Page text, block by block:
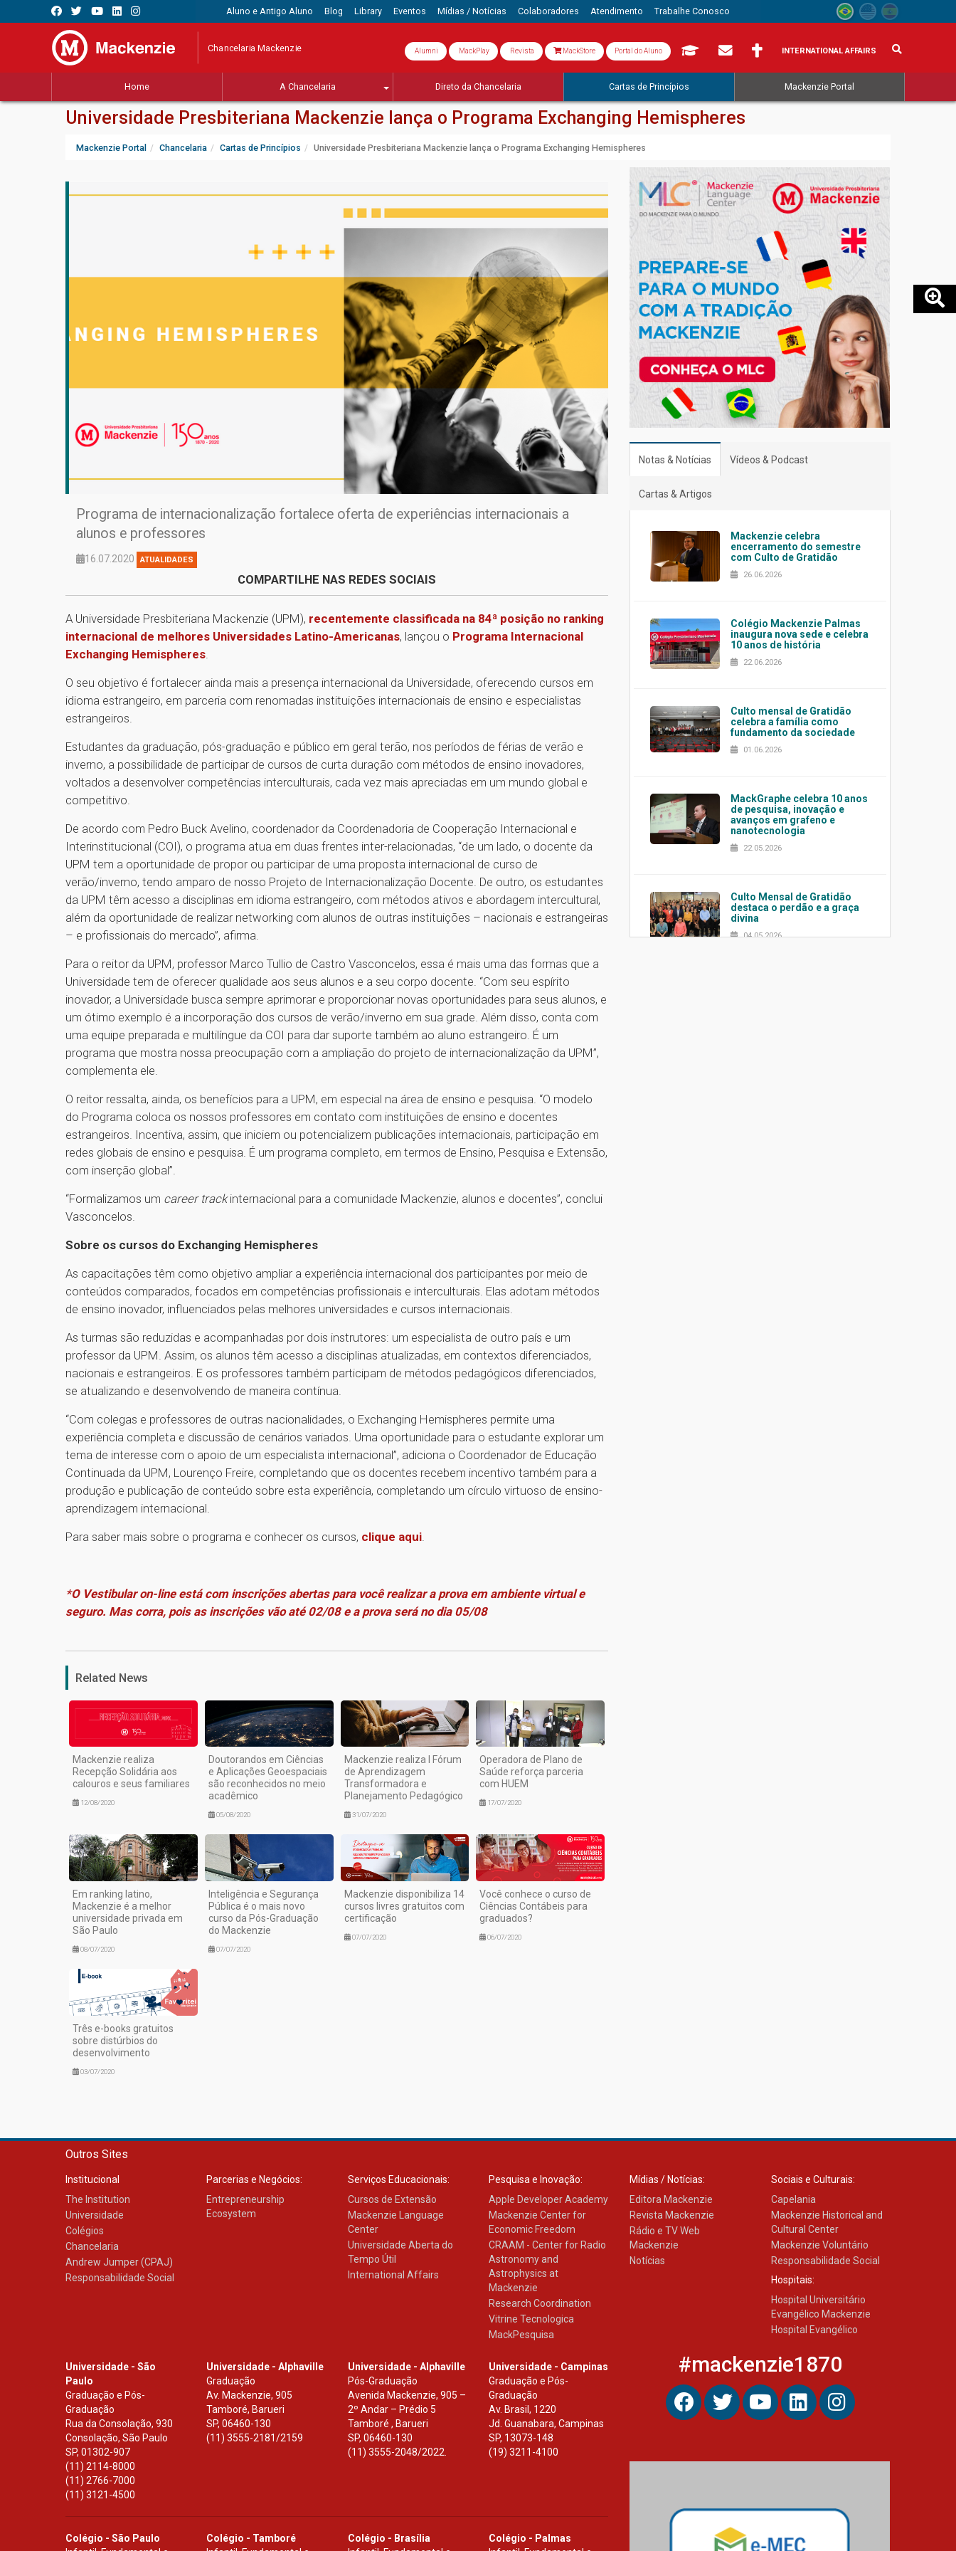
Aluno e Antigo Aluno Blog Library Eventos Mídias / Notícias Colaboradores Atendimento Trabalhe Conosco
Chancelaria Mackenzie Alumni MackPlay Revista MackStore Portal do Aluno INTERNATIONAL AFFAIRS
Home A Chancelaria Direto da Chancelaria Cartas de Princípios Mackenzie Portal
Universidade Presbiteriana Mackenzie lança o Programa Exchanging Hemispheres
Mackenzie Portal Chancelaria Cartas de Princípios Universidade Presbiteriana Mackenzie lança o Programa Exchanging Hemispheres
Programa de internacionalização fortalece oferta de experiências internacionais a
alunos e professores
16.07.2020 ATUALIDADES
COMPARTILHE NAS REDES SOCIAIS
A Universidade Presbiteriana Mackenzie (UPM), recentemente classificada na 84ª posição no ranking
internacional de melhores Universidades Latino-Americanas, lançou o Programa Internacional
Exchanging Hemispheres
O seu objetivo é fortalecer ainda mais a presença internacional da Universidade, oferecendo cursos em
idioma estrangeiro, em parceria com renomadas instituições internacionais de ensino e especialistas
estrangeiros.
Estudantes da graduação, pós-graduação e público em geral terão, nos períodos de férias de verão e
inverno, a possibilidade de participar de cursos de curta duração com métodos de ensino inovadores,
voltados a desenvolver competências interculturais, cada vez mais apreciadas em um mundo global e
competitivo.
De acordo com Pedro Buck Avelino, coordenador da Coordenadoria de Cooperação Internacional e
Interinstitucional (COI), o programa atua em duas frentes inter-relacionadas, “de um lado, o docente da
UPM tem a oportunidade de propor ou participar de uma proposta internacional de curso de
verão/inverno, tendo amparo de nosso Projeto de Internacionalização Docente. De outro, os estudantes
da UPM têm acesso a disciplinas em idioma estrangeiro, com métodos ativos e abordagem intercultural,
além da oportunidade de realizar networking com alunos de outras instituições – nacionais e estrangeiras
– e profissionais do mercado”, afirma.
Para o reitor da UPM, professor Marco Tullio de Castro Vasconcelos, essa é mais uma das formas que a
Universidade tem de oferecer qualidade aos seus alunos e a seu corpo docente. “Com seu espírito
inovador, a Universidade busca sempre aprimorar e proporcionar novas oportunidades para seus alunos, e
um ótimo exemplo é a incorporação dos cursos de verão/inverno em sua grade. Além disso, conta com
uma equipe preparada e multilíngue da COI para dar suporte também ao aluno estrangeiro. É um
programa que mostra nossa preocupação com a ampliação do projeto de internacionalização da UPM”,
complementa ele.
O reitor ressalta, ainda, os benefícios para a UPM, em especial na área de ensino e pesquisa. “O modelo
do Programa coloca os nossos professores em contato com instituições de ensino e docentes
estrangeiros. Incentiva, assim, que iniciem ou potencializem publicações internacionais, participação em
redes globais de ensino e pesquisa. É um programa completo, em termos de Ensino, Pesquisa e Extensão,
com inserção global”.
“Formalizamos um career trackinternacional para a comunidade Mackenzie, alunos e docentes”, conclui
Vasconcelos.
Sobre os cursos do Exchanging Hemispheres
As capacitações têm como objetivo ampliar a experiência internacional dos participantes por meio de
conteúdos comparados, focados em competências profissionais e interculturais. Elas adotam métodos
de ensino inovador, influenciados pelas melhores universidades e cursos internacionais.
As turmas são reduzidas e acompanhadas por dois instrutores: um especialista de outro país e um
professor da UPM. Assim, os alunos têm acesso a disciplinas atualizadas, em contextos diferenciados,
nacionais e estrangeiros. E os professores também participam de métodos pedagógicos diferenciados,
se atualizando e desenvolvendo de maneira contínua.
“Com colegas e professores de outras nacionalidades, o Exchanging Hemispheres permite uma
experiência completa e discussão de cenários variados. Uma oportunidade para o estudante explorar um
tema de interesse com o apoio de um especialista internacional”, adiciona o Coordenador de Educação
Continuada da UPM, Lourenço Freire, completando que os docentes recebem incentivo também para a
produção e publicação de conteúdo sobre esta experiência, completando um círculo virtuoso de ensino-
aprendizagem internacional.
Para saber mais sobre o programa e conhecer os cursos, clique aqui
*O Vestibular on-line está com inscrições abertas para você realizar a prova em ambiente virtual e
seguro. Mas corra, pois as inscrições vão até 02/08 e a prova será no dia 05/08
1
Related News
Mackenzie realiza
Recepção Solidária aos
calouros e seus familiares
12/08/2020
Doutorandos em Ciências
e Aplicações Geoespaciais
são reconhecidos no meio
acadêmico
05/08/2020
Mackenzie realiza I Fórum
de Aprendizagem
Transformadora e
Planejamento Pedagógico
31/07/2020
Operadora de Plano de
Saúde reforça parceria
com HUEM
17/07/2020
Em ranking latino,
Mackenzie é a melhor
universidade privada em
São Paulo
08/07/2020
Inteligência e Segurança
Pública é o mais novo
curso da Pós-Graduação
do Mackenzie
07/07/2020
Mackenzie disponibiliza 14
cursos livres gratuitos com
certificação
07/07/2020
Você conhece o curso de
Ciências Contábeis para
graduados?
06/07/2020
Três e-books gratuitos
sobre distúrbios do
desenvolvimento
03/07/2020
Notas & Notícias Vídeos & Podcast
Cartas & Artigos
Mackenzie celebra
encerramento do semestre
com Culto de Gratidão
26.06.2026
Colégio Mackenzie Palmas
inaugura nova sede e celebra
10 anos de história
22.06.2026
Culto mensal de Gratidão
celebra a família como
fundamento da sociedade
01.06.2026
MackGraphe celebra 10 anos
de pesquisa, inovação e
avanços em grafeno e
nanotecnologia
22.05.2026
Culto Mensal de Gratidão
destaca o perdão e a graça
divina
04.05.2026
Outros Sites
Institucional
The Institution
Universidade
Colégios
Chancelaria
Andrew Jumper (CPAJ)
Responsabilidade Social
Parcerias e Negócios:
Entrepreneurship
Ecosystem
Serviços Educacionais:
Cursos de Extensão
Mackenzie Language
Center
Universidade Aberta do
Tempo Útil
International Affairs
Pesquisa e Inovação:
Apple Developer Academy
Mackenzie Center for
Economic Freedom
CRAAM - Center for Radio
Astronomy and
Astrophysics at
Mackenzie
Research Coordination
Vitrine Tecnologica
MackPesquisa
Mídias / Notícias:
Editora Mackenzie
Revista Mackenzie
Rádio e TV Web
Mackenzie
Notícias
Sociais e Culturais:
Capelania
Mackenzie Historical and
Cultural Center
Mackenzie Voluntário
Responsabilidade Social
Hospitais:
Hospital Universitário
Evangélico Mackenzie
Hospital Evangélico
Universidade - São
Paulo
Graduação e Pós-
Graduação
Rua da Consolação, 930
Consolação, São Paulo
SP, 01302-907
(11) 2114-8000
(11) 2766-7000
(11) 3121-4500
Universidade - Alphaville
Graduação
Av. Mackenzie, 905
Tamboré, Barueri
SP,06460-130
(11) 3555-2181/2159
Universidade - Alphaville
Pós-Graduação
Avenida Mackenzie, 905 –
2º Andar – Prédio 5
Tamboré , Barueri
SP, 06460-130
(11) 3555-2048/2022.
Universidade - Campinas
Graduação e Pós-
Graduação
Av. Brasil, 1220
Jd. Guanabara, Campinas
SP, 13073-148
(19) 3211-4100
Colégio - São Paulo
Colégio - Tamboré
Colégio - Brasília
Colégio - Palmas
#mackenzie1870